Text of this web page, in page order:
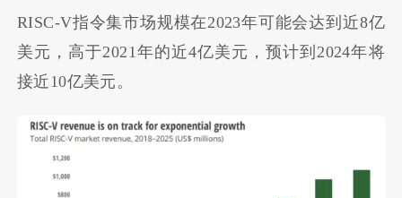
RISC-V指令集市场规模在2023年可能会达到近8亿
美元，高于2021年的近4亿美元，预计到2024年将
接近10亿美元。